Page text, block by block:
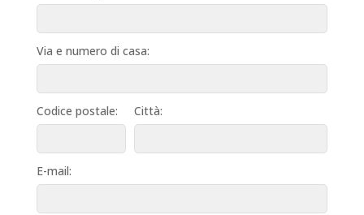
Via e numero di casa:
Codice postale: Città:
E-mail: